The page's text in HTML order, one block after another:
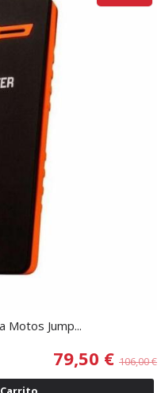
Motos Jump...
79,50 € 106,00 €